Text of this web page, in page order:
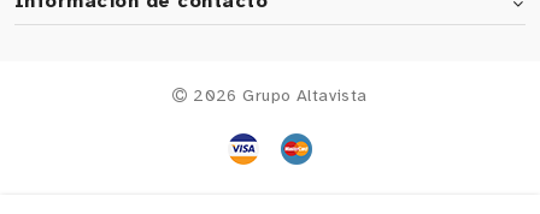
2026 Grupo Altavista